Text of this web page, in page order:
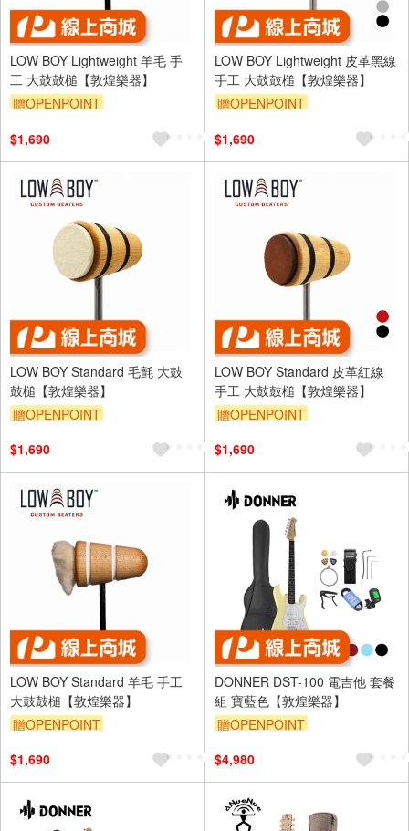
LOW BOY Lightweight 羊毛 手
工 大鼓鼓槌【敦煌樂器】
贈OPENPOINT
$1,690
LOW BOY Lightweight 皮革黑線
手工 大鼓鼓槌【敦煌樂器】
贈OPENPOINT
$1,690
LOW BOY Standard 毛氈 大鼓
鼓槌【敦煌樂器】
贈OPENPOINT
$1,690
LOW BOY Standard 皮革紅線
手工 大鼓鼓槌【敦煌樂器】
贈OPENPOINT
$1,690
LOW BOY Standard 羊毛 手工
大鼓鼓槌【敦煌樂器】
贈OPENPOINT
$1,690
DONNER DST-100 電吉他 套餐
組 寶藍色【敦煌樂器】
贈OPENPOINT
$4,980